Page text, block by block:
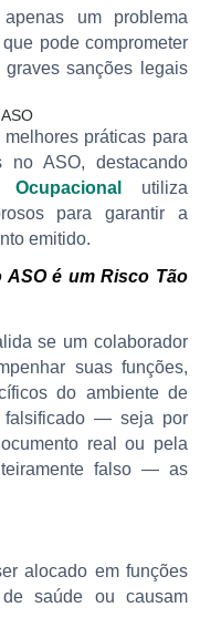
um problema
pode comprometer
sanções legais
práticas para
no ASO, destacando
utiliza
para garantir a
emitido.
é um Risco Tão
se um colaborador
suas funções,
do ambiente de
falsificado — seja por
real ou pela
falso — as
alocado em funções
saúde ou causam